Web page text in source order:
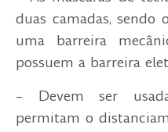
duas camadas, sendo
uma barreira
possuem a barreira
– Devem ser
permitam o